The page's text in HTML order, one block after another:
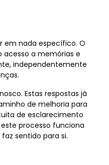
em nada específico. O
a memórias e
independentemente
Estas respostas já
de melhoria para
de esclarecimento
processo funciona
sentido para si.